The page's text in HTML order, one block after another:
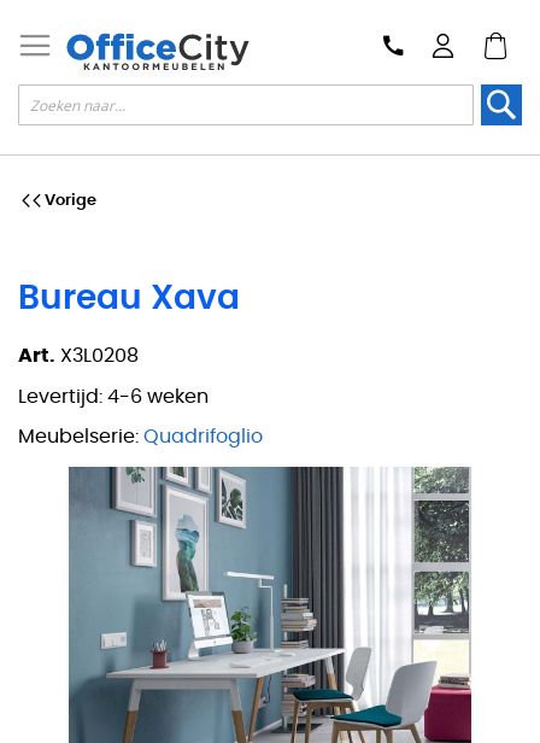
Bureau Xava
Art. X3L0208
Levertijd: 4-6 weken
Meubelserie: Quadrifoglio
Vorige